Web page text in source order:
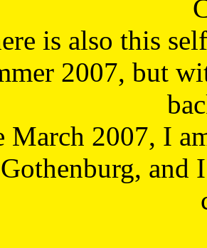
is also this
2007, but
March 2007, I
and